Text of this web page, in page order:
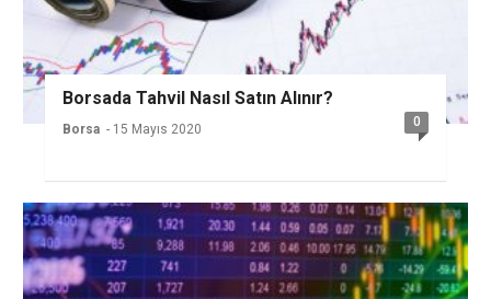
Borsada Tahvil Nasıl Satın Alınır?
Borsa - 15 Mayıs 2020 0